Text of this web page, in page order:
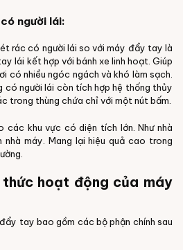
người lái:
rác có người lái so với máy đẩy tay là
lái kết hợp với bánh xe linh hoạt. Giúp
có nhiều ngóc ngách và khó làm sạch.
có người lái còn tích hợp hệ thống thủy
trong thùng chứa chỉ với một nút bấm.
các khu vực có diện tích lớn. Như nhà
nhà máy. Mang lại hiệu quả cao trong
hoạt động của máy
tay bao gồm các bộ phận chính sau